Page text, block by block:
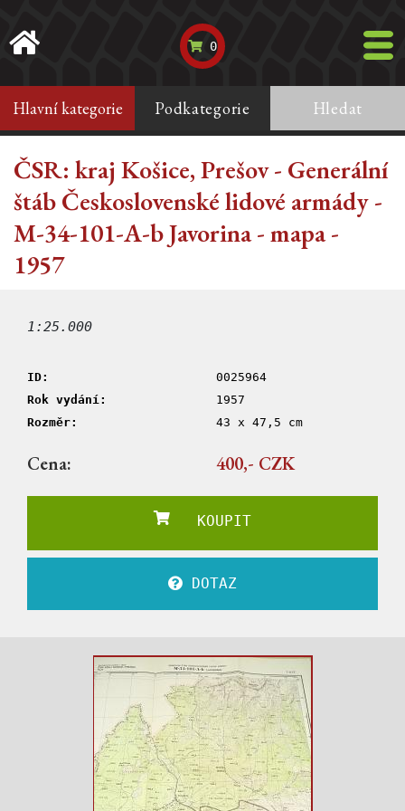
0
Hlavní kategorie Podkategorie Hledat
ČSR: kraj Košice, Prešov - Generální
štáb Československé lidové armády -
M-34-101-A-b Javorina - mapa -
1957
1:25.000
ID:
0025964
Rok vydání:
1957
Rozměr:
43 x 47,5 cm
Cena: 400,- CZK
KOUPIT
DOTAZ